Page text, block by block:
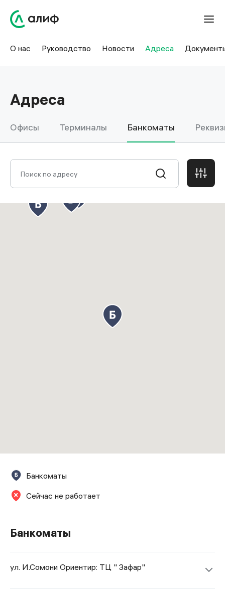
О нас Руководство Новости Адреса
Адреса
Офисы Терминалы Банкоматы
Банкоматы
Сейчас не работает
Банкоматы
ул. И.Сомони Ориентир: ТЦ " Зафар"